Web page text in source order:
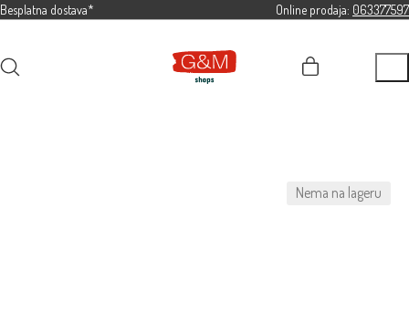
Besplatna dostava* Online prodaja: 063377597
Nema na lageru